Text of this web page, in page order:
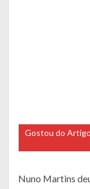
Gostou do
Nuno Martins